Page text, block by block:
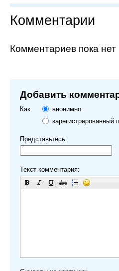
Комментарии
Комментариев пока нет
Добавить
Как:
анонимно
зарегистрированный
Представьтесь:
Текст комментария: